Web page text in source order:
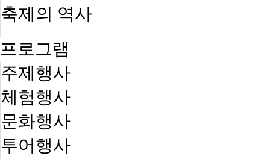
축제의 역사
프로그램
주제행사
체험행사
문화행사
투어행사